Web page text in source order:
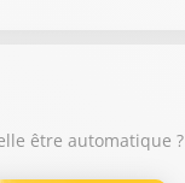
être automatique ?